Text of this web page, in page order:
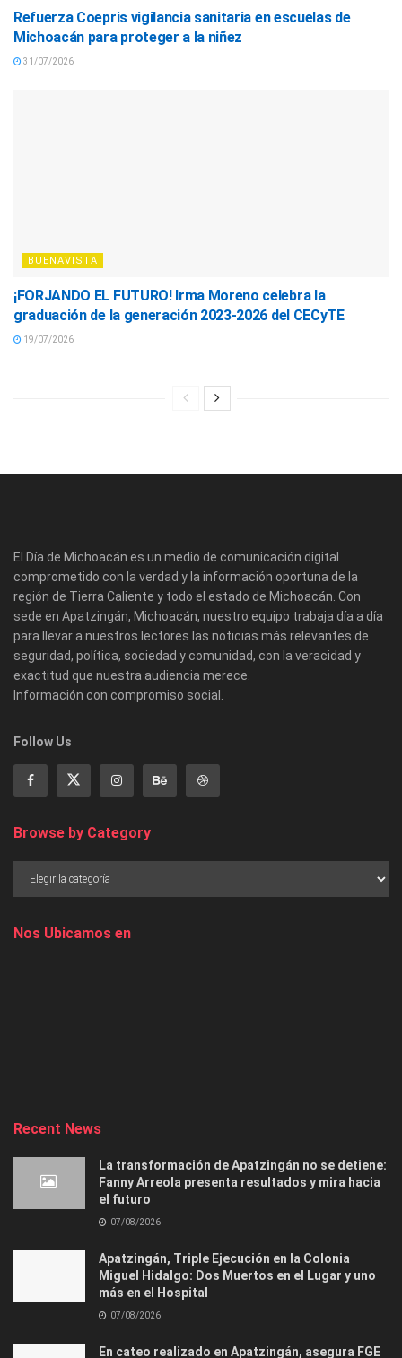
Refuerza Coepris vigilancia sanitaria en escuelas de
Michoacán para proteger a la niñez
31/07/2026
BUENAVISTA
¡FORJANDO EL FUTURO! Irma Moreno celebra la
graduación de la generación 2023-2026 del CECyTE
19/07/2026
El Día de Michoacán es un medio de comunicación digital
comprometido con la verdad y la información oportuna de la
región de Tierra Caliente y todo el estado de Michoacán. Con
sede en Apatzingán, Michoacán, nuestro equipo trabaja día a día
para llevar a nuestros lectores las noticias más relevantes de
seguridad, política, sociedad y comunidad, con la veracidad y
exactitud que nuestra audiencia merece.
Información con compromiso social.
Follow Us
Browse by Category
Nos Ubicamos en
Recent News
La transformación de Apatzingán no se detiene:
Fanny Arreola presenta resultados y mira hacia
el futuro
07/08/2026
Apatzingán, Triple Ejecución en la Colonia
Miguel Hidalgo: Dos Muertos en el Lugar y uno
más en el Hospital
07/08/2026
En cateo realizado en Apatzingán, asegura FGE